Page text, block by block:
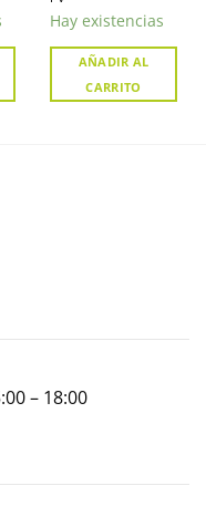
IPC-HDW3849H-
Hay existencias
AÑADIR AL
CARRITO
– 18:00